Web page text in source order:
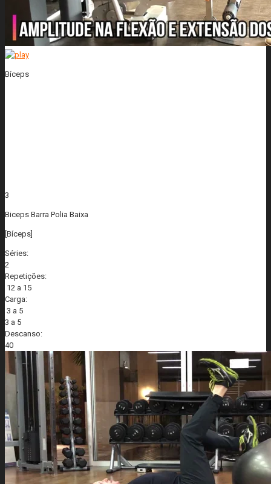
Bíceps
3
Biceps Barra Polia Baixa
[Bíceps]
Séries:
2
Repetições:
12 a 15
Carga:
3 a 5
3 a 5
Descanso:
40